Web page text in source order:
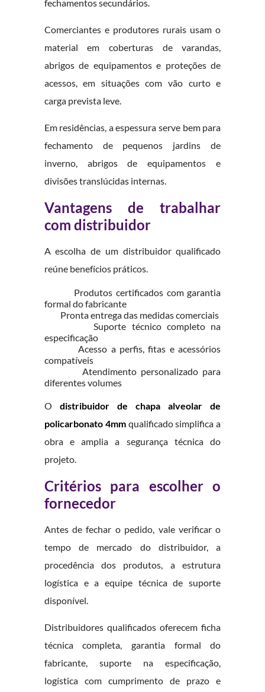
fechamentos secundários.
Comerciantes e produtores rurais usam o
material em coberturas de varandas,
abrigos de equipamentos e proteções de
acessos, em situações com vão curto e
carga prevista leve.
Em residências, a espessura serve bem para
fechamento de pequenos jardins de
inverno, abrigos de equipamentos e
divisões translúcidas internas.
Vantagens de trabalhar
com distribuidor
A escolha de um distribuidor qualificado
reúne benefícios práticos.
Produtos certificados com garantia
formal do fabricante
Pronta entrega das medidas comerciais
Suporte técnico completo na
especificação
Acesso a perfis, fitas e acessórios
compatíveis
Atendimento personalizado para
diferentes volumes
O distribuidor de chapa alveolar de
policarbonato 4mmqualificado simplifica a
obra e amplia a segurança técnica do
projeto.
Critérios para escolher o
fornecedor
Antes de fechar o pedido, vale verificar o
tempo de mercado do distribuidor, a
procedência dos produtos, a estrutura
logística e a equipe técnica de suporte
disponível.
Distribuidores qualificados oferecem ficha
técnica completa, garantia formal do
fabricante, suporte na especificação,
logística com cumprimento de prazo e